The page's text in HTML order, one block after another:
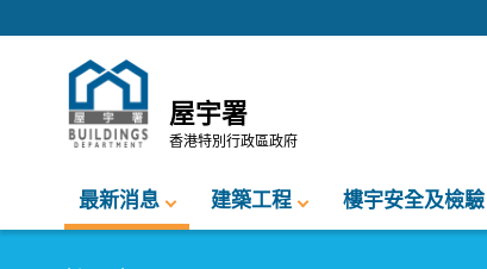
屋宇署
香港特別行政區政府
最新消息 建築工程 樓宇安全及檢驗